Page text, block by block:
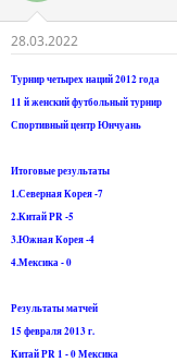
28.03.2022
Турнир четырех наций 2012 года
11 й женский футбольный турнир
Спортивный центр Юнчуань
Итоговые результаты
1.Северная Корея -7
2.Китай PR -5
3.Южная Корея -4
4.Мексика - 0
Результаты матчей
15 февраля 2013 г.
Китай PR 1 - 0 Мексика